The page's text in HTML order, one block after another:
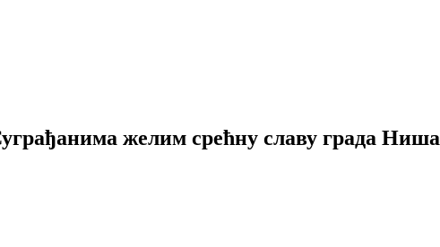
желим срећну славу града Ниша